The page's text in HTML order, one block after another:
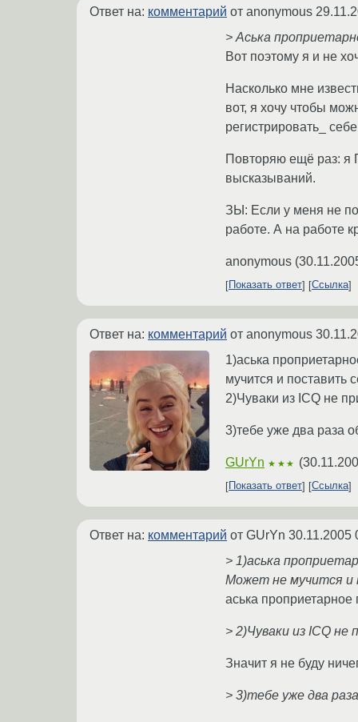
Ответ на: комментарий от anonymous
> Аська
Вот поэтому я и не
Насколько мне
вот, я хочу чтобы
регистрировать_
Повторяю ещё раз: я
высказываний.
ЗЫ: Если у меня не
работе. А на работе
anonymous (
Показать ответ Ссылка
Ответ на: комментарий от anonymous
1)аська
мучится и поставить
2)Чуваки из ICQ не
3)тебе уже два раза
GUrYn ★★★ (
Показать ответ Ссылка
Ответ на: комментарий от GUrYn 30.11.2005
> 1)аська
Может не мучится и
аська
> 2)Чуваки из ICQ не
Значит я не буду
> 3)тебе уже два